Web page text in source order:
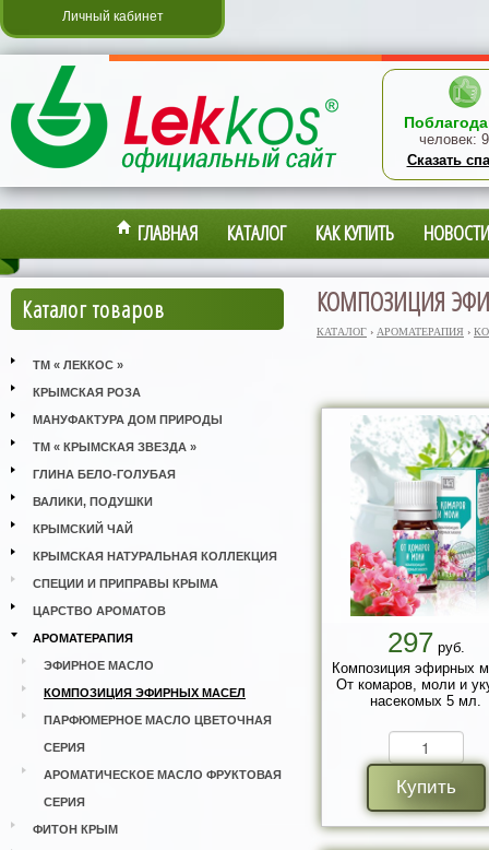
Личный кабинет
человек:
Сказать
ГЛАВНАЯ КАТАЛОГ КАК КУПИТЬ НОВОСТИ
Каталог товаров
ТМ « ЛЕККОС »
КРЫМСКАЯ РОЗА
МАНУФАКТУРА ДОМ ПРИРОДЫ
ТМ « КРЫМСКАЯ ЗВЕЗДА »
ГЛИНА БЕЛО-ГОЛУБАЯ
ВАЛИКИ, ПОДУШКИ
КРЫМСКИЙ ЧАЙ
КРЫМСКАЯ НАТУРАЛЬНАЯ КОЛЛЕКЦИЯ
СПЕЦИИ И ПРИПРАВЫ КРЫМА
ЦАРСТВО АРОМАТОВ
АРОМАТЕРАПИЯ
ЭФИРНОЕ МАСЛО
КОМПОЗИЦИЯ ЭФИРНЫХ МАСЕЛ
ПАРФЮМЕРНОЕ МАСЛО ЦВЕТОЧНАЯ
СЕРИЯ
АРОМАТИЧЕСКОЕ МАСЛО ФРУКТОВАЯ
СЕРИЯ
ФИТОН КРЫМ
КОМПОЗИЦИЯ
КАТАЛОГ › АРОМАТЕРАПИЯ ›
297 руб.
Композиция эфирных
От комаров, моли и
насекомых 5 мл.
Купить